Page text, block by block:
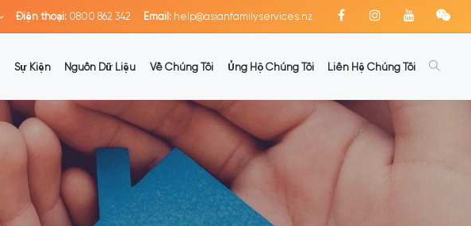
Điện thoại: 0800 862 342 Email: help@asianfamilyservices.nz
Sự Kiện Nguồn Dữ Liệu Về Chúng Tôi Ủng Hộ Chúng Tôi Liên Hệ Chúng Tôi